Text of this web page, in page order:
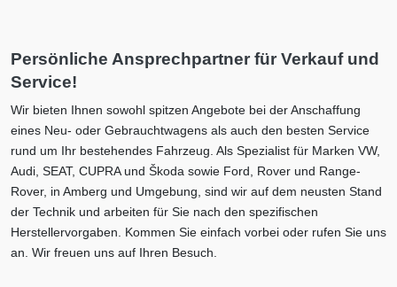
Persönliche Ansprechpartner für Verkauf und
Service!
Wir bieten Ihnen sowohl spitzen Angebote bei der Anschaffung
eines Neu- oder Gebrauchtwagens als auch den besten Service
rund um Ihr bestehendes Fahrzeug. Als Spezialist für Marken VW,
Audi, SEAT, CUPRA und Škoda sowie Ford, Rover und Range-
Rover, in Amberg und Umgebung, sind wir auf dem neusten Stand
der Technik und arbeiten für Sie nach den spezifischen
Herstellervorgaben. Kommen Sie einfach vorbei oder rufen Sie uns
an. Wir freuen uns auf Ihren Besuch.